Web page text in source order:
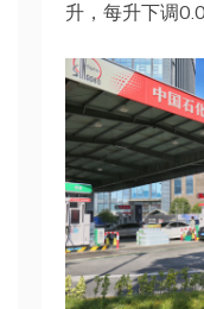
升，每升下调